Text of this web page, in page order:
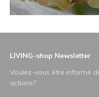
LIVING-shop Newsletter
Voulez-vous être informé
actions?